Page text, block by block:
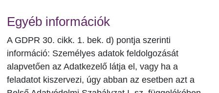
Egyéb információk
A GDPR 30. cikk. 1. bek. d) pontja szerinti
információ: Személyes adatok feldolgozását
alapvetően az Adatkezelő látja el, vagy ha a
feladatot kiszervezi, úgy abban az esetben azt a